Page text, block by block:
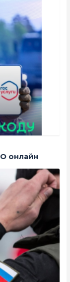
онлайн